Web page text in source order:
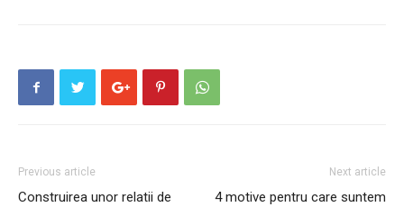
Previous article
Construirea unor relatii de
Next article
4 motive pentru care suntem